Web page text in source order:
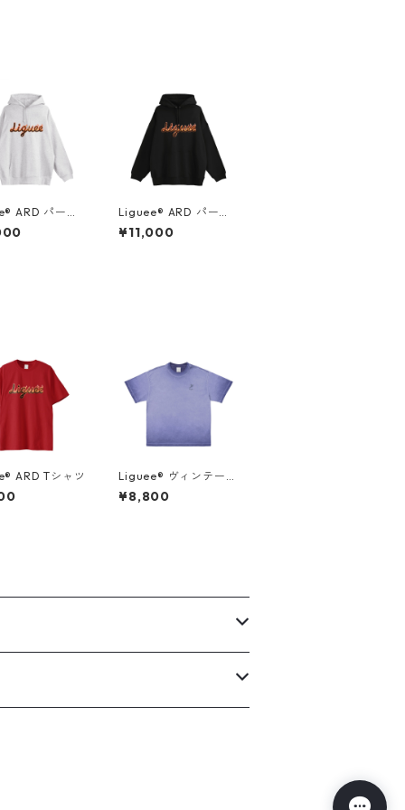
ARD パーカ
プロゴプリン
ー
Liguee®️ ARD パーカ
ー（タイプロゴプリン
ト）ブラック
¥11,000
ARD Tシャツ
Liguee®️ ヴィンテー
ジ・ニュアンス Tシャ
ツ（刺繍ロゴ）マリン
¥8,800